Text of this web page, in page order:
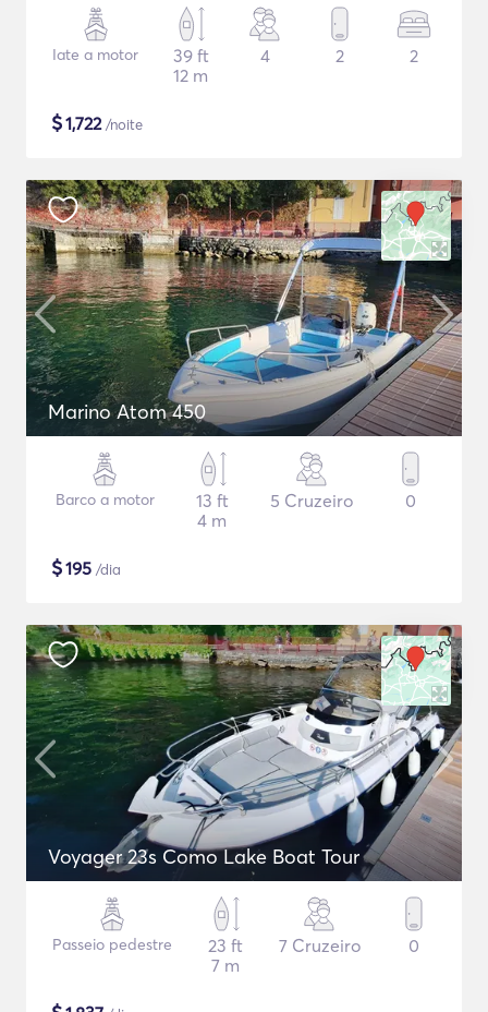
Iate a motor
39 ft
12 m
4 2 2
$1,722/noite
Marino Atom 450
Barco a motor
13 ft
4 m
5 Cruzeiro 0
$195 /dia
Voyager 23s Como Lake Boat Tour
Passeio pedestre
23 ft
7 m
7 Cruzeiro 0